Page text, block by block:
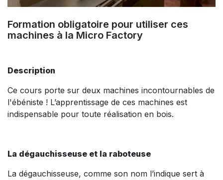
Formation obligatoire pour utiliser ces
machines à la Micro Factory
Description
Ce cours porte sur deux machines incontournables de
l'ébéniste ! L’apprentissage de ces machines est
indispensable pour toute réalisation en bois.
La dégauchisseuse et la raboteuse
La dégauchisseuse, comme son nom l’indique sert à